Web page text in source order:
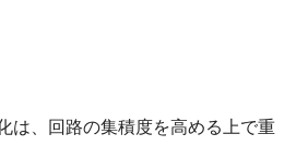
は、回路の集積度を高める上で重